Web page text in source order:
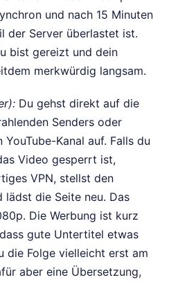
und nach 15 Minuten
der Server überlastet ist.
bist gereizt und dein
merkwürdig langsam.
Du gehst direkt auf die
Senders oder
Kanal auf. Falls du
Video gesperrt ist,
VPN, stellst den
die Seite neu. Das
Die Werbung ist kurz
gute Untertitel etwas
die Folge vielleicht erst am
aber eine Übersetzung,